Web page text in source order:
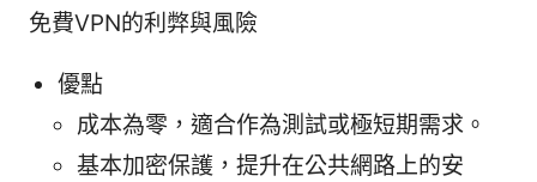
免費VPN的利弊與風險
優點
成本為零，適合作為測試或極短期需求。
基本加密保護，提升在公共網路上的安